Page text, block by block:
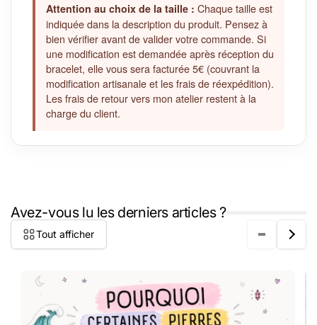
Attention au choix de la taille : Chaque taille est
indiquée dans la description du produit. Pensez à
bien vérifier avant de valider votre commande. Si
une modification est demandée après réception du
bracelet, elle vous sera facturée 5€ (couvrant la
modification artisanale et les frais de réexpédition).
Les frais de retour vers mon atelier restent à la
charge du client.
Avez-vous lu les derniers articles ?
Tout afficher